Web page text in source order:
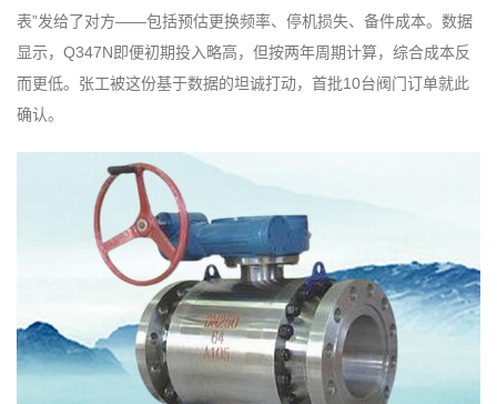
表”发给了对方——包括预估更换频率、停机损失、备件成本。数据
显示，Q347N即便初期投入略高，但按两年周期计算，综合成本反
而更低。张工被这份基于数据的坦诚打动，首批10台阀门订单就此
确认。